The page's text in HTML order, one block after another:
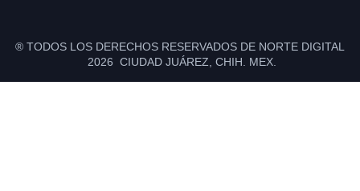
® TODOS LOS DERECHOS RESERVADOS DE NORTE DIGITAL
2026 CIUDAD JUÁREZ, CHIH. MEX.